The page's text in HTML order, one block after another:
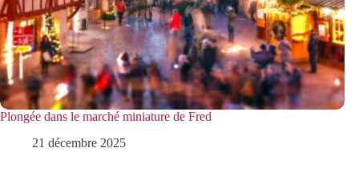
Plongée dans le marché miniature de Fred
21 décembre 2025